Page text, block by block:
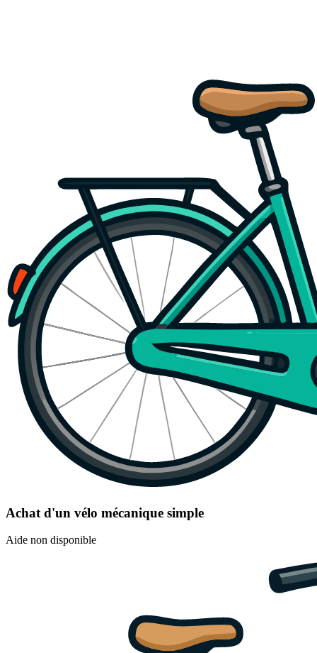
Achat d'un vélo mécanique simple
Aide non disponible